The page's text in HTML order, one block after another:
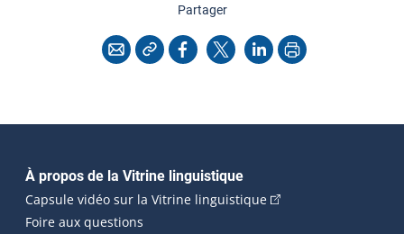
Partagercette page
CourrielCopier l'adresse
Facebook
X LinkedInImprimer
Navigation principale
À propos de la Vitrine linguistique
Capsule vidéo sur la Vitrine linguistique(Cet hyperlien
Foire aux questions